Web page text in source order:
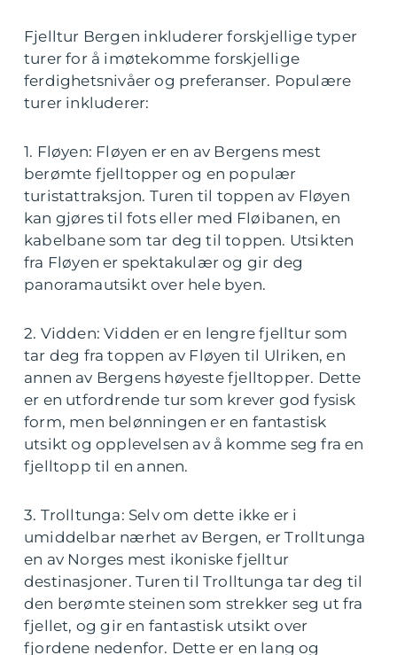
Fjelltur Bergen inkluderer forskjellige typer
turer for å imøtekomme forskjellige
ferdighetsnivåer og preferanser. Populære
turer inkluderer:
1. Fløyen: Fløyen er en av Bergens mest
berømte fjelltopper og en populær
turistattraksjon. Turen til toppen av Fløyen
kan gjøres til fots eller med Fløibanen, en
kabelbane som tar deg til toppen. Utsikten
fra Fløyen er spektakulær og gir deg
panoramautsikt over hele byen.
2. Vidden: Vidden er en lengre fjelltur som
tar deg fra toppen av Fløyen til Ulriken, en
annen av Bergens høyeste fjelltopper. Dette
er en utfordrende tur som krever god fysisk
form, men belønningen er en fantastisk
utsikt og opplevelsen av å komme seg fra en
fjelltopp til en annen.
3. Trolltunga: Selv om dette ikke er i
umiddelbar nærhet av Bergen, er Trolltunga
en av Norges mest ikoniske fjelltur
destinasjoner. Turen til Trolltunga tar deg til
den berømte steinen som strekker seg ut fra
fjellet, og gir en fantastisk utsikt over
fjordene nedenfor. Dette er en lang og